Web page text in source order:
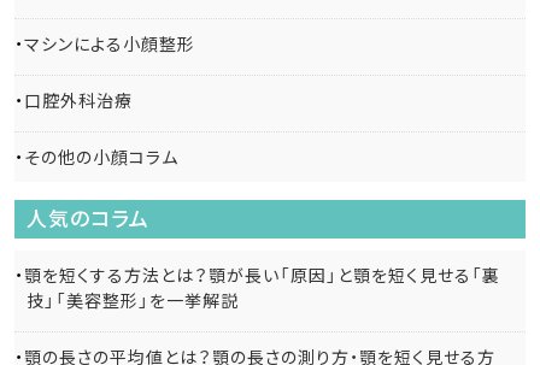
マシンによる小顔整形
口腔外科治療
その他の小顔コラム
人気のコラム
顎を短くする方法とは？顎が長い「原因」と顎を短く見せる「裏
技」「美容整形」を一挙解説
顎の長さの平均値とは？顎の長さの測り方・顎を短く見せる方